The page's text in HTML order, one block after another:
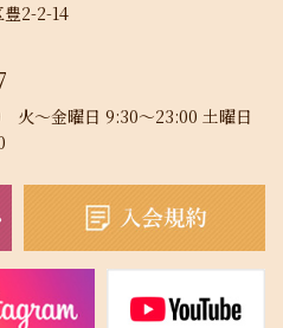
2-2-14
火～金曜日 9:30～23:00 土曜日